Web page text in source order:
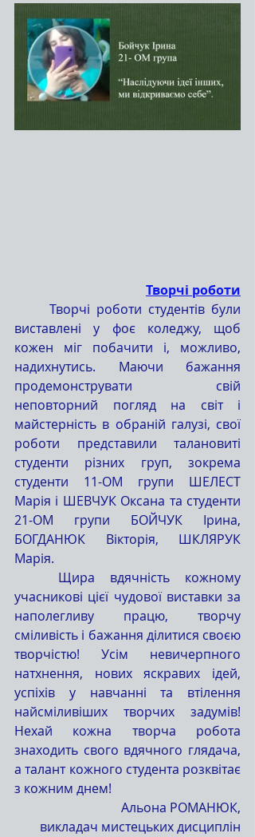
Творчі роботи
виставлені у фоє коледжу, щоб
кожен міг побачити і, можливо,
надихнутись. Маючи бажання
продемонструвати свій
неповторний погляд на світ і
майстерність в обраній галузі, свої
роботи представили талановиті
студенти різних груп, зокрема
студенти 11-ОМ групи ШЕЛЕСТ
Марія і ШЕВЧУК Оксана та студенти
21-ОМ групи БОЙЧУК Ірина,
БОГДАНЮК Вікторія, ШКЛЯРУК
Марія.
учасникові цієї чудової виставки за
наполегливу працю, творчу
сміливість і бажання ділитися своєю
творчістю! Усім невичерпного
натхнення, нових яскравих ідей,
успіхів у навчанні та втілення
найсміливіших творчих задумів!
Нехай кожна творча робота
знаходить свого вдячного глядача,
а талант кожного студента розквітає
з кожним днем!
Альона РОМАНЮК,
викладач мистецьких дисциплін